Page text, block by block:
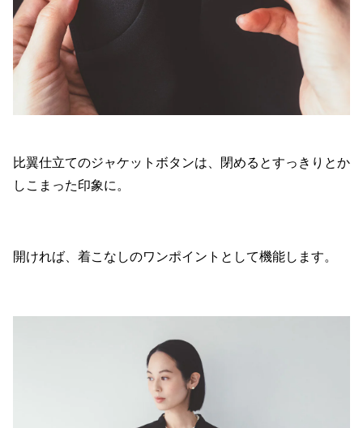
比翼仕立てのジャケットボタンは、閉めるとすっきりとか
しこまった印象に。
開ければ、着こなしのワンポイントとして機能します。